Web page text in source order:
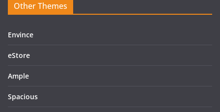
Other Themes
Envince
eStore
Ample
Spacious